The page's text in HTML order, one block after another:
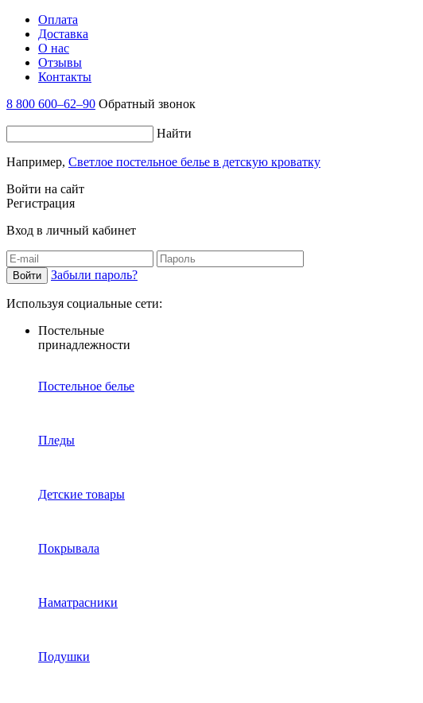
Оплата
Доставка
О нас
Отзывы
Контакты
8 800 600–62–90 Обратный звонок
Найти
Например, Светлое постельное белье в детскую кроватку
Войти на сайт
Регистрация
Вход в личный кабинет
Забыли пароль?
Используя социальные сети:
Постельные
принадлежности
Постельное белье
Пледы
Детские товары
Покрывала
Наматрасники
Подушки